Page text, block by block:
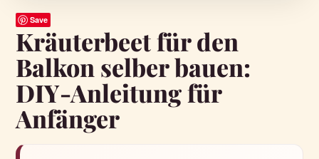
Save
Kräuterbeet für den
Balkon selber bauen:
DIY-Anleitung für
Anfänger